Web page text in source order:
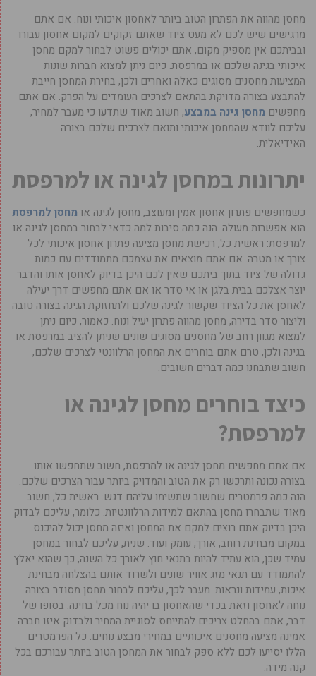
מחסן מהווה את הפתרון הטוב ביותר לאחסון איכותי ונוח. אם אתם
מרגישים שיש לכם לא מעט ציוד שאתם זקוקים למקום אחסון עבורו
ובביתכם אין מספיק מקום, אתם יכולים פשוט לבחור למקם מחסן
איכותי בגינה שלכם או במרפסת. כיום ניתן למצוא חברות שונות
המציעות מחסנים מסוגים כאלה ואחרים ולכן, בחירת המחסן חייבת
להתבצע בצורה מדויקת בהתאם לצרכים העומדים על הפרק. אם אתם
מחפשים מחסן גינה במבצע, חשוב מאוד שתדעו כי מעבר למחיר,
עליכם לוודא שהמחסן איכותי ותואם לצרכים שלכם בצורה
האידיאלית.
יתרונות במחסן לגינה או למרפסת
כשמחפשים פתרון אחסון אמין ומעוצב, מחסן לגינה או מחסן למרפסת
הוא אפשרות מעולה. הנה כמה סיבות למה כדאי לבחור במחסן לגינה או
למרפסת: ראשית כל, רכישת מחסן מציעה פתרון אחסון איכותי לכל
צורך או מטרה. אם אתם מוצאים את עצמכם מתמודדים עם כמות
גדולה של ציוד בתוך ביתכם שאין לכם היכן בדיוק לאחסן אותו והדבר
יוצר אצלכם בבית בלגן או אי סדר או אם אתם מחפשים דרך יעילה
לאחסן את כל הציוד שקשור לגינה שלכם ולתחזוקת הגינה בצורה טובה
וליצור סדר בדירה, מחסן מהווה פתרון יעיל ונוח. כאמור, כיום ניתן
למצוא מגוון רחב של מחסנים מסוגים שונים שניתן להציב במרפסת או
בגינה ולכן, טרם אתם בוחרים את המחסן הרלוונטי לצרכים שלכם,
חשוב שתבחנו כמה דברים חשובים.
כיצד בוחרים מחסן לגינה או
למרפסת?
אם אתם מחפשים מחסן לגינה או למרפסת, חשוב שתחפשו אותו
בצורה נכונה ותרכשו רק את הטוב והמדויק ביותר עבור הצרכים שלכם.
הנה כמה פרמטרים שחשוב שתשימו עליהם דגש: ראשית כל, חשוב
מאוד שתבחרו מחסן בהתאם למידות הרלוונטיות. כלומר, עליכם לבדוק
היכן בדיוק אתם רוצים למקם את המחסן ואיזה מחסן יכול להיכנס
במקום מבחינת רוחב, אורך, עומק ועוד. שנית, עליכם לבחור במחסן
עמיד שכן, הוא עתיד להיות בתנאי חוץ לאורך כל השנה, כך שהוא יאלץ
להתמודד עם תנאי מזג אוויר שונים ולשרוד אותם בהצלחה מבחינת
איכות, עמידות ונראות. מעבר לכך, עליכם לבחור מחסן מסודר בצורה
נוחה לאחסון וזאת בכדי שהאחסון בו יהיה נוח מכל בחינה. בסופו של
דבר, אתם בהחלט צריכים להתייחס לסוגיית המחיר ולבדוק איזו חברה
אמינה מציעה מחסנים איכותיים במחירי מבצע נוחים. כל הפרמטרים
הללו יסייעו לכם ללא ספק לבחור את המחסן הטוב ביותר עבורכם בכל
קנה מידה.